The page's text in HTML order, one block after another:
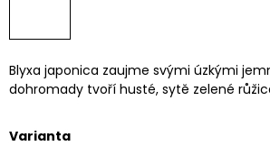
Blyxa japonica zaujme svými úzkými
dohromady tvoří husté, sytě zelené
Varianta